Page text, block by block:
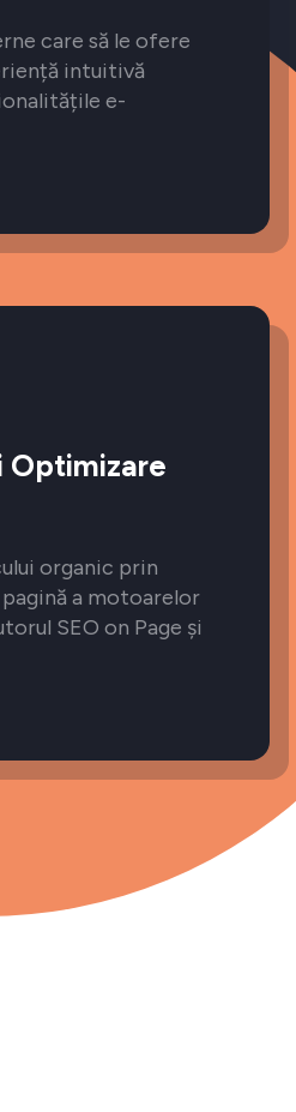
care să le ofere
intuitivă
e-
Optimizare
organic prin
a motoarelor
SEO on Page și